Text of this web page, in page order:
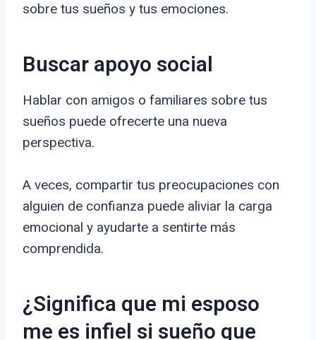
sobre tus sueños y tus emociones.
Buscar apoyo social
Hablar con amigos o familiares sobre tus
sueños puede ofrecerte una nueva
perspectiva.
A veces, compartir tus preocupaciones con
alguien de confianza puede aliviar la carga
emocional y ayudarte a sentirte más
comprendida.
¿Significa que mi esposo
me es infiel si sueño que